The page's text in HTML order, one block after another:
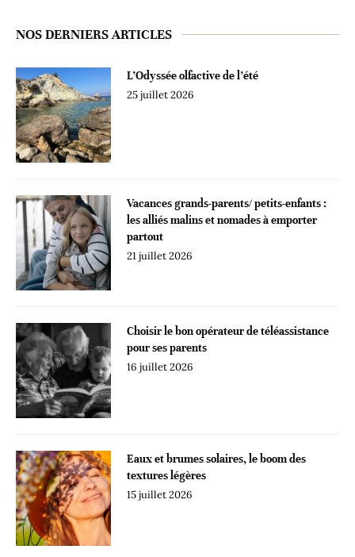
NOS DERNIERS ARTICLES
L’Odyssée olfactive de l’été
25 juillet 2026
Vacances grands-parents/ petits-enfants :
les alliés malins et nomades à emporter
partout
21 juillet 2026
Choisir le bon opérateur de téléassistance
pour ses parents
16 juillet 2026
Eaux et brumes solaires, le boom des
textures légères
15 juillet 2026